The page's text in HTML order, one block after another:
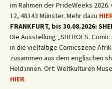
im Rahmen der PrideWeeks
12, 48143 Münster. Mehr dazu
FRANKFURT, bis 30.08.2026:
Die Ausstellung „SHEROES.
in die vielfältige Comicszene
zusammen aus dem englischen
Held:innen. Ort: Weltkulturen
HIER.